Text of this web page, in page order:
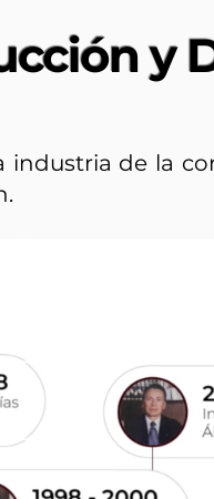
y
de la